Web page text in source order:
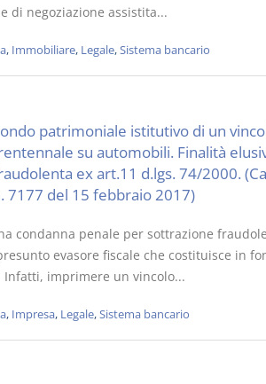
di negoziazione assistita...
, Immobiliare, Legale,Sistema bancario
patrimoniale istitutivo di un
su automobili. Finalità
ex art.11 d.lgs. 74/2000.
7177 del 15 febbraio 2017)
condanna penale per sottrazione
evasore fiscale che costituisce in
imprimere un vincolo...
, Impresa, Legale,Sistema bancario